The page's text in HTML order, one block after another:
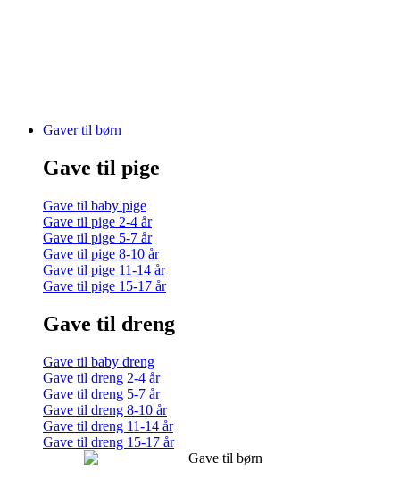
Gaver til børn
Gave til pige
Gave til baby pige
Gave til pige 2-4 år
Gave til pige 5-7 år
Gave til pige 8-10 år
Gave til pige 11-14 år
Gave til pige 15-17 år
Gave til dreng
Gave til baby dreng
Gave til dreng 2-4 år
Gave til dreng 5-7 år
Gave til dreng 8-10 år
Gave til dreng 11-14 år
Gave til dreng 15-17 år